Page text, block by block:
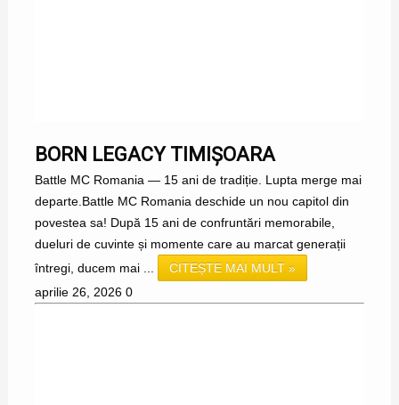
BORN LEGACY TIMIȘOARA
Battle MC Romania — 15 ani de tradiție. Lupta merge mai
departe.Battle MC Romania deschide un nou capitol din
povestea sa! După 15 ani de confruntări memorabile,
dueluri de cuvinte și momente care au marcat generații
întregi, ducem mai ...
CITEȘTE MAI MULT »
aprilie 26, 2026 0